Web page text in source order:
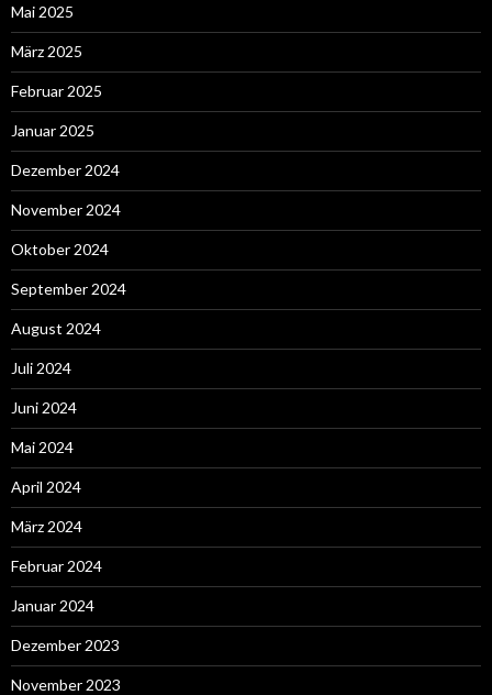
Mai 2025
März 2025
Februar 2025
Januar 2025
Dezember 2024
November 2024
Oktober 2024
September 2024
August 2024
Juli 2024
Juni 2024
Mai 2024
April 2024
März 2024
Februar 2024
Januar 2024
Dezember 2023
November 2023